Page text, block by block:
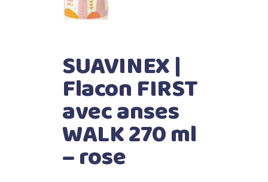
SUAVINEX |
Flacon FIRST
avec anses
WALK 270 ml
– rose